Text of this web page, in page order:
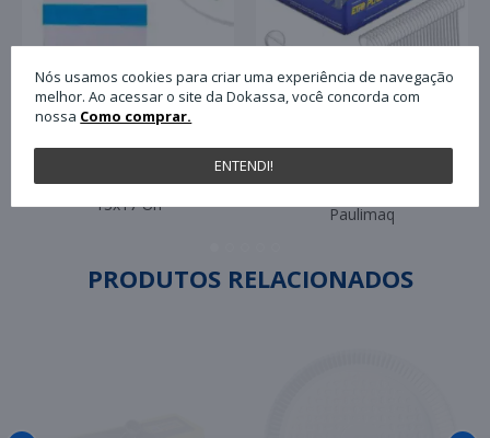
Nota Fiscal Plasvit
13x17 Un
Paulimaq
PRODUTOS RELACIONADOS
Nós usamos cookies para criar uma experiência de navegação
melhor. Ao acessar o site da Dokassa, você concorda com
nossa Como comprar.
ENTENDI!